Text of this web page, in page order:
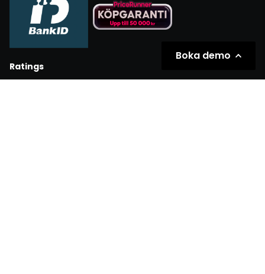
Ratings
Boka demo